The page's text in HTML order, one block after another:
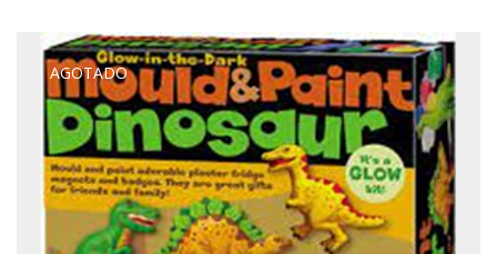
AGOTADO